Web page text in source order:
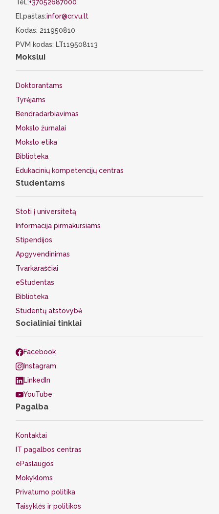
Tel.:+37052687000
El.paštas:infor@cr.vu.lt
Kodas: 211950810
PVM kodas: LT119508113
Mokslui
Doktorantams
Tyrėjams
Bendradarbiavimas
Mokslo žurnalai
Mokslo etika
Biblioteka
Edukacinių kompetencijų centras
Studentams
Stoti į universitetą
Informacija pirmakursiams
Stipendijos
Apgyvendinimas
Tvarkaraščiai
eStudentas
Biblioteka
Studentų atstovybė
Socialiniai tinklai
Facebook
Instagram
LinkedIn
YouTube
Pagalba
Kontaktai
IT pagalbos centras
ePaslaugos
Mokykloms
Privatumo politika
Taisyklės ir politikos